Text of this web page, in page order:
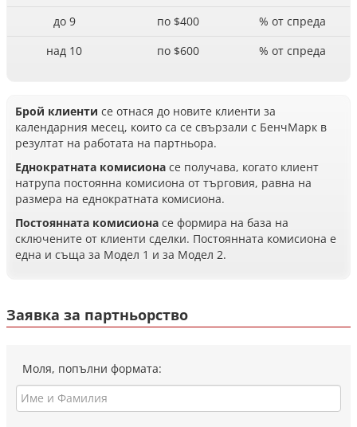
до 9
по $400
% от спреда
над 10
по $600 % от спреда
Брой клиенти се отнася до новите клиенти за
календарния месец, които са се свързали с БенчМарк в
резултат на работата на партньора.
Еднократната комисиона се получава, когато клиент
натрупа постоянна комисиона от търговия, равна на
размера на еднократната комисиона.
Постоянната комисиона се формира на база на
сключените от клиенти сделки. Постоянната комисиона е
една и съща за Модел 1 и за Модел 2.
Заявка за партньорство
Моля, попълни формата: